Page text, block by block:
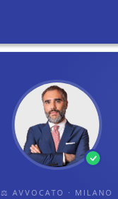
⚖ AVVOCATO · MILANO